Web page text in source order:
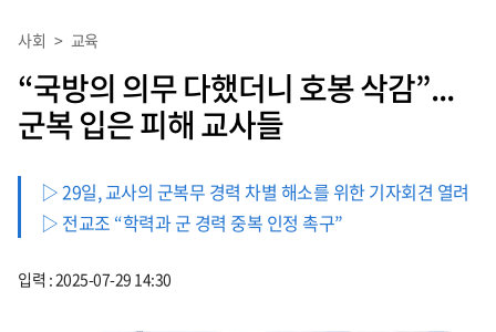
사회 > 교육
“국방의 의무 다했더니 호봉 삭감”...
군복 입은 피해 교사들
▷ 29일, 교사의 군복무 경력 차별 해소를 위한 기자회견 열려
▷ 전교조 “학력과 군 경력 중복 인정 촉구”
입력 : 2025-07-29 14:30